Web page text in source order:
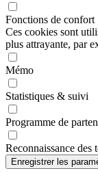
Fonctions de confort
Ces cookies sont
plus attrayante, par
Mémo
Statistiques & suivi
Programme de
Reconnaissance des